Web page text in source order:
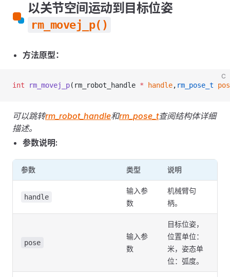
以关节空间运动到目标位姿
rm_movej_p()
方法原型：
C
int rm_movej_p(rm_robot_handle * handle, rm_pose_t
可以跳转rm_robot_handle和rm_pose_t查阅结构体详细
描述。
参数说明:
参数 类型 说明
handle
输入参
数
机械臂句
柄。
pose
输入参
数
目标位姿，
位置单位：
米，姿态单
位：弧度。